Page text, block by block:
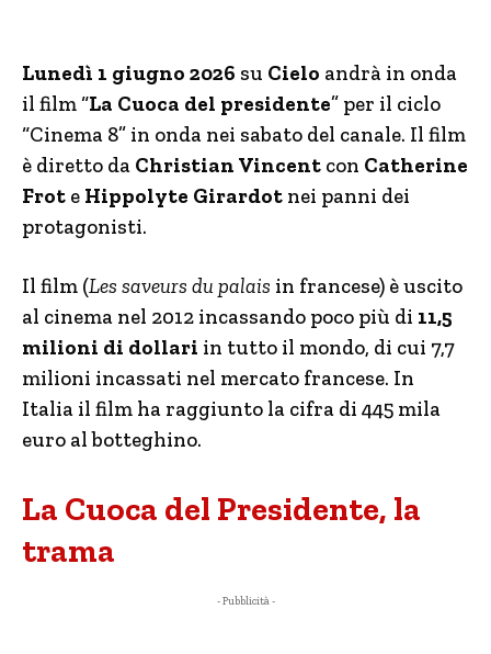
Lunedì 1 giugno 2026 su Cielo andrà in onda
il film “La Cuoca del presidente” per il ciclo
“Cinema 8” in onda nei sabato del canale. Il film
è diretto da Christian Vincent con Catherine
Frot e Hippolyte Girardot nei panni dei
protagonisti.
Il film (Les saveurs du palais in francese) è uscito
al cinema nel 2012 incassando poco più di 11,5
milioni di dollari in tutto il mondo, di cui 7,7
milioni incassati nel mercato francese. In
Italia il film ha raggiunto la cifra di 445 mila
euro al botteghino.
La Cuoca del Presidente, la
trama
- Pubblicità -